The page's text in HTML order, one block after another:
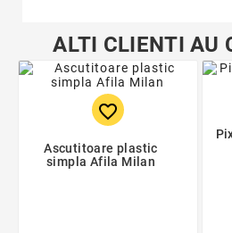
ALTI CLIENTI AU
favorite_border
Ascutitoare plastic
simpla Afila Milan